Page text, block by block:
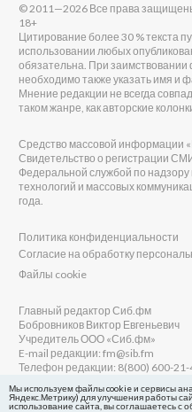
© 2011—2026 Все права
18+
Цитирование более 30 % текста
использовании любых
обязательна. При
необходимо также указать имя и
Мнение редакции не всегда
таком жанре, как авторские
Средство массовой информации
Свидетельство о регистрации
Федеральной службой по
технологий и массовых
года.
Политика конфиденциальности
Согласие на обработку
Файлы cookie
Главный редактор Сиб.фм
Бобровников Виктор Евгеньевич
Учредитель ООО «Сиб.фм»
E-mail редакции: fm@sib.fm
Телефон редакции: 8(800) 600-21-
Мы используем файлы cookie и сервисы
Яндекс.Метрику) для улучшения работы
использование сайта, вы соглашаетесь с